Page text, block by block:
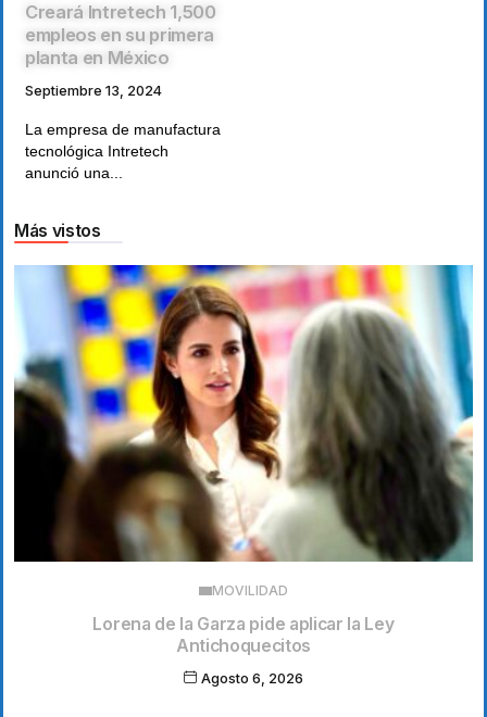
Creará Intretech 1,500
empleos en su primera
planta en México
Septiembre 13, 2024
La empresa de manufactura
tecnológica Intretech
anunció una...
Más vistos
MOVILIDAD
Lorena de la Garza pide aplicar la Ley
Antichoquecitos
Agosto 6, 2026